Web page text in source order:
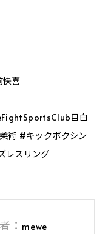
快喜
目白
術 #キックボクシン
レスリング
： mewe